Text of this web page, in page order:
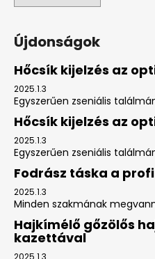
Újdonságok
Hőcsík kijelzés az
2025.1.3
Egyszerűen zseniális
Hőcsík kijelzés az
2025.1.3
Egyszerűen zseniális
Fodrász táska a
2025.1.3
Minden szakmának
Hajkímélő gőzölős
kazettával
2025.1.3